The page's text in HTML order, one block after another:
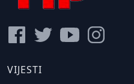
VIJESTI